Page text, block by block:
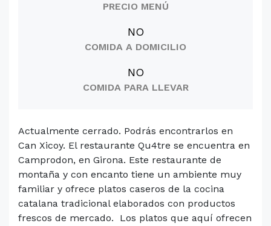
PRECIO MENÚ
NO
COMIDA A DOMICILIO
NO
COMIDA PARA LLEVAR
Actualmente cerrado. Podrás encontrarlos en
Can Xicoy. El restaurante Qu4tre se encuentra en
Camprodon, en Girona. Este restaurante de
montaña y con encanto tiene un ambiente muy
familiar y ofrece platos caseros de la cocina
catalana tradicional elaborados con productos
frescos de mercado. Los platos que aquí ofrecen